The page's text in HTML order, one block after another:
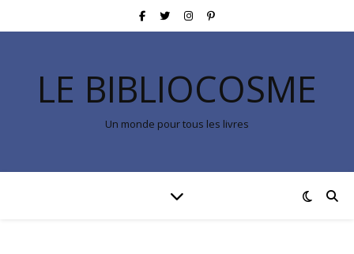
LE BIBLIOCOSME
Un monde pour tous les livres